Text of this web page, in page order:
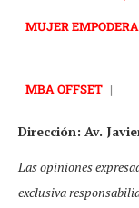
MUJER
MBA OFFSET |
Dirección: Av.
Las opiniones
exclusiva